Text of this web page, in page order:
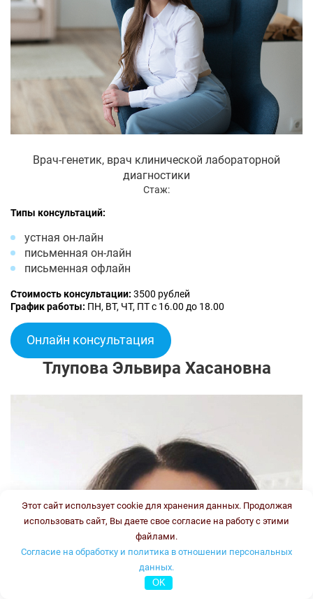
Врач-генетик, врач клинической лабораторной
диагностики
Стаж:
Типы консультаций:
устная он-лайн
письменная он-лайн
письменная офлайн
Стоимость консультации: 3500 рублей
График работы: ПН, ВТ, ЧТ, ПТ с 16.00 до 18.00
Онлайн консультация
Тлупова Эльвира Хасановна
Этот сайт использует cookie для хранения данных. Продолжая
использовать сайт, Вы даете свое согласие на работу с этими
файлами.
Согласие на обработку и политика в отношении персональных
данных.
OK